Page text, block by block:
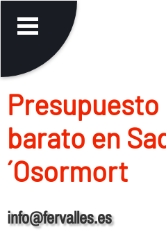
barato en
´Osormort
info@fervalles.es